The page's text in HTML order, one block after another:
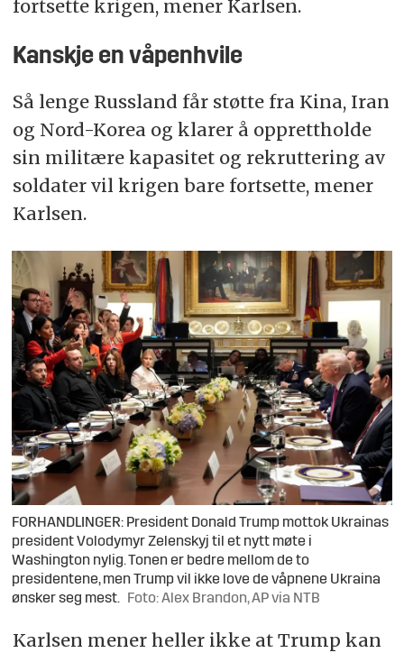
fortsette krigen, mener Karlsen.
Kanskje en våpenhvile
Så lenge Russland får støtte fra Kina, Iran
og Nord-Korea og klarer å opprettholde
sin militære kapasitet og rekruttering av
soldater vil krigen bare fortsette, mener
Karlsen.
FORHANDLINGER: President Donald Trump mottok Ukrainas
president Volodymyr Zelenskyj til et nytt møte i
Washington nylig. Tonen er bedre mellom de to
presidentene, men Trump vil ikke love de våpnene Ukraina
ønsker seg mest. Foto: Alex Brandon, AP via NTB
Karlsen mener heller ikke at Trump kan